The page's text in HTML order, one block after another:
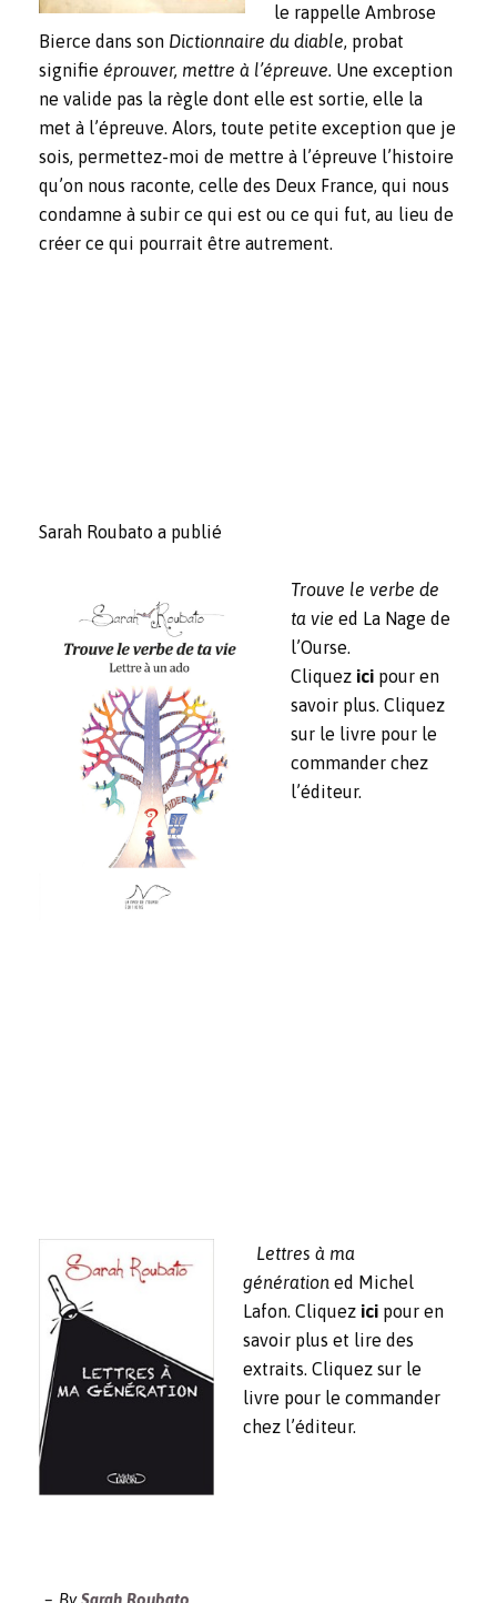
le rappelle Ambrose
Bierce dans son Dictionnaire du diable, probat
signifie éprouver, mettre à l’épreuve. Une exception
ne valide pas la règle dont elle est sortie, elle la
met à l’épreuve. Alors, toute petite exception que je
sois, permettez-moi de mettre à l’épreuve l’histoire
qu’on nous raconte, celle des Deux France, qui nous
condamne à subir ce qui est ou ce qui fut, au lieu de
créer ce qui pourrait être autrement.
Sarah Roubato a publié
Trouve le verbe de
ta vie ed La Nage de
l’Ourse.
Cliquez ici pour en
savoir plus. Cliquez
sur le livre pour le
commander chez
l’éditeur.
Lettres à ma
génération ed Michel
Lafon. Cliquez ici pour en
savoir plus et lire des
extraits. Cliquez sur le
livre pour le commander
chez l’éditeur.
BySarah Roubato